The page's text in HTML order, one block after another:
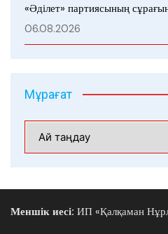
«Әділет» партиясының
06.08.2026
Мұрағат
Меншік иесі: ИП «Қалқаман